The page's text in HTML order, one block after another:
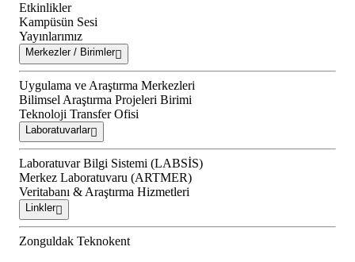
Etkinlikler
Kampüsün Sesi
Yayınlarımız
Merkezler / Birimler
Uygulama ve Araştırma Merkezleri
Bilimsel Araştırma Projeleri Birimi
Teknoloji Transfer Ofisi
Laboratuvarlar
Laboratuvar Bilgi Sistemi (LABSİS)
Merkez Laboratuvaru (ARTMER)
Veritabanı & Araştırma Hizmetleri
Linkler
Zonguldak Teknokent